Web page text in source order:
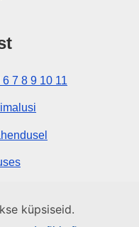
küpsiseid.
7 8 9 10 11